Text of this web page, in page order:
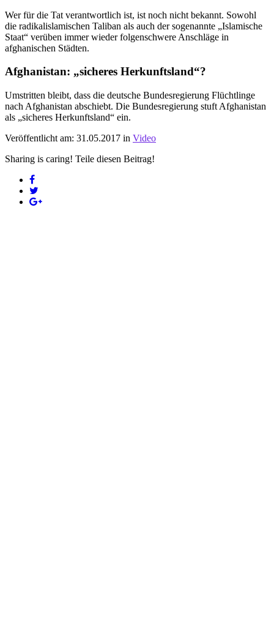
Wer für die Tat verantwortlich ist, ist noch nicht bekannt. Sowohl
die radikalislamischen Taliban als auch der sogenannte „Islamische
Staat“ verüben immer wieder folgenschwere Anschläge in
afghanischen Städten.
Afghanistan: „sicheres Herkunftsland“?
Umstritten bleibt, dass die deutsche Bundesregierung Flüchtlinge
nach Afghanistan abschiebt. Die Bundesregierung stuft Afghanistan
als „sicheres Herkunftsland“ ein.
Veröffentlicht am: 31.05.2017 in Video
Sharing is caring! Teile diesen Beitrag!